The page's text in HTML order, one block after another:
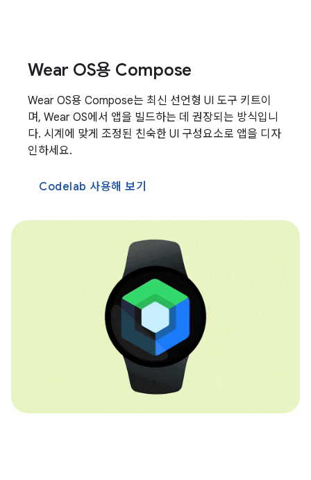
Wear OS용 Compose
Wear OS용 Compose는 최신 선언형 UI 도구 키트이
며, Wear OS에서 앱을 빌드하는 데 권장되는 방식입니
다. 시계에 맞게 조정된 친숙한 UI 구성요소로 앱을 디자
인하세요.
Codelab 사용해 보기